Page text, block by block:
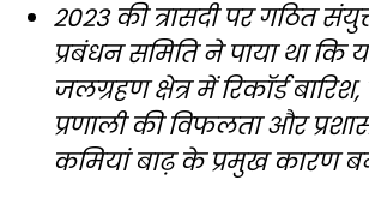
2023 की त्रासदी पर गठित
प्रबंधन समिति ने पाया था कि
जलग्रहण क्षेत्र में रिकॉर्ड
प्रणाली की विफलता और
कमियां बाढ़ के प्रमुख कारण